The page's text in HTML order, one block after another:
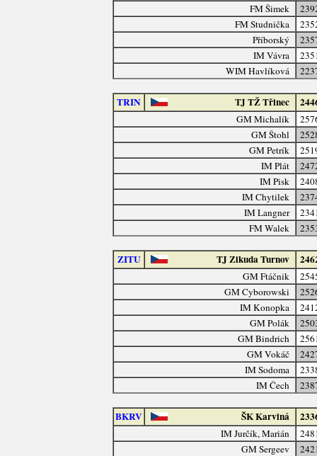
FM Šimek
FM Studnička
Příborský
IM Vávra
WIM Havlíková
TRIN TJ TŽ Třinec
GM Michalík
GM Štohl
GM Petrík
IM Plát
IM Pisk
IM Chytilek
IM Langner
FM Walek
ZITU TJ Zikuda Turnov
GM Ftáčnik
GM Cyborowski
IM Konopka
GM Polák
GM Bindrich
GM Vokáč
IM Sodoma
IM Čech
BKRV ŠK Karviná
IM Jurčík, Marián
GM Sergeev